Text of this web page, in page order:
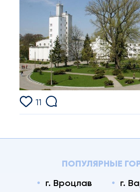
11
ПОПУЛЯРНЫЕ
г. Вроцлав
г.